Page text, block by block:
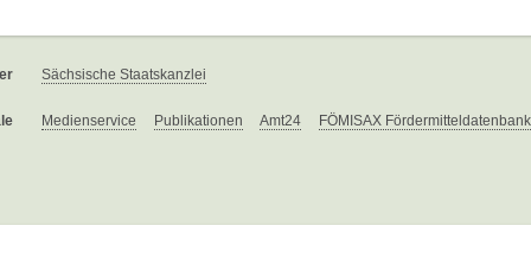
Sächsische Staatskanzlei
Medienservice Publikationen Amt24 FÖMISAX Fördermitteldatenbank